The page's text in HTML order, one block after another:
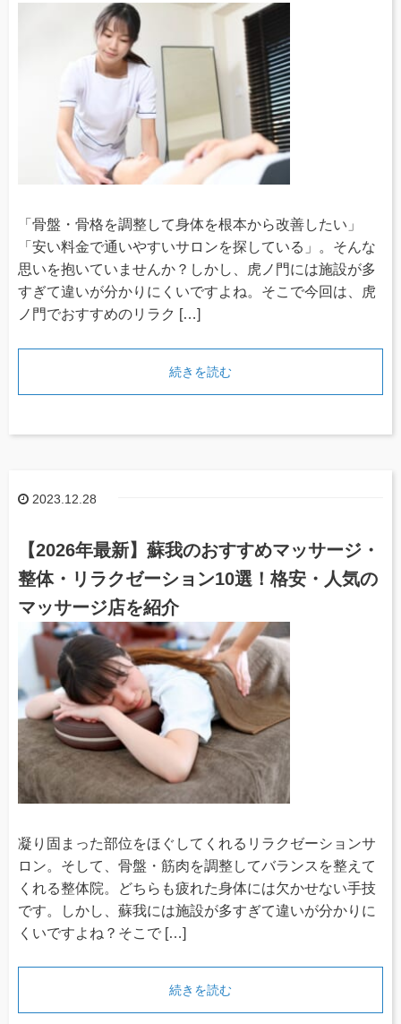
「骨盤・骨格を調整して身体を根本から改善したい」
「安い料金で通いやすいサロンを探している」。そんな
思いを抱いていませんか？しかし、虎ノ門には施設が多
すぎて違いが分かりにくいですよね。そこで今回は、虎
ノ門でおすすめのリラク […]
続きを読む
2023.12.28
【2026年最新】蘇我のおすすめマッサージ・
整体・リラクゼーション10選！格安・人気の
マッサージ店を紹介
凝り固まった部位をほぐしてくれるリラクゼーションサ
ロン。そして、骨盤・筋肉を調整してバランスを整えて
くれる整体院。どちらも疲れた身体には欠かせない手技
です。しかし、蘇我には施設が多すぎて違いが分かりに
くいですよね？そこで […]
続きを読む